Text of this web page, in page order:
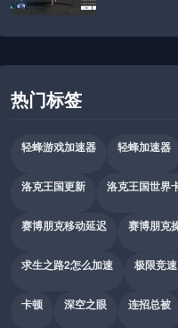
热门标签
轻蜂游戏加速器 轻蜂加速器
洛克王国更新 洛克王国世界
赛博朋克移动延迟 赛博朋克
求生之路2怎么加速 极限竞速
卡顿 深空之眼 连招总被